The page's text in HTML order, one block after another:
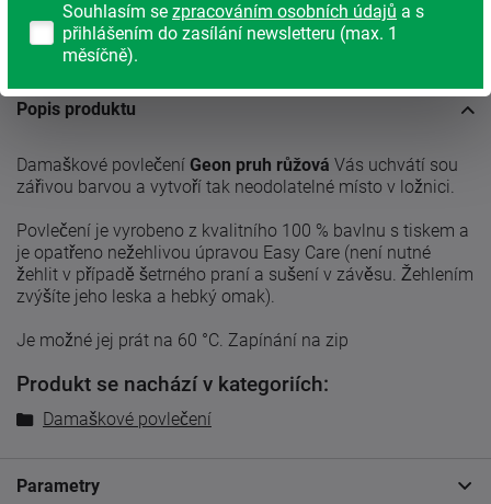
S tradicí od roku 1991
Popis produktu
Damaškové povlečení Geon pruh růžová Vás uchvátí sou
zářivou barvou a vytvoří tak neodolatelné místo v ložnici.
Povlečení je vyrobeno z kvalitního 100 % bavlnu s tiskem a
je opatřeno nežehlivou úpravou Easy Care (není nutné
žehlit v případě šetrného praní a sušení v závěsu. Žehlením
zvýšíte jeho leska a hebký omak).
Je možné jej prát na 60 °C. Zapínání na zip
Produkt se nachází v kategoriích:
Damaškové povlečení
Parametry
Souhlasím se zpracováním osobních údajů a s
přihlášením do zasílání newsletteru (max. 1
měsíčně).